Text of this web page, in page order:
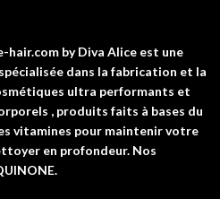
by Diva Alice est une
dans la fabrication et la
ultra performants et
, produits faits à bases du
vitamines pour maintenir votre
en profondeur. Nos